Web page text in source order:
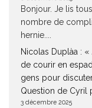
Bonjour. Je lis
nombre de
hernie....
Nicolas Duplàa : «
de courir en
gens pour
Question de Cyril
3 décembre 2025